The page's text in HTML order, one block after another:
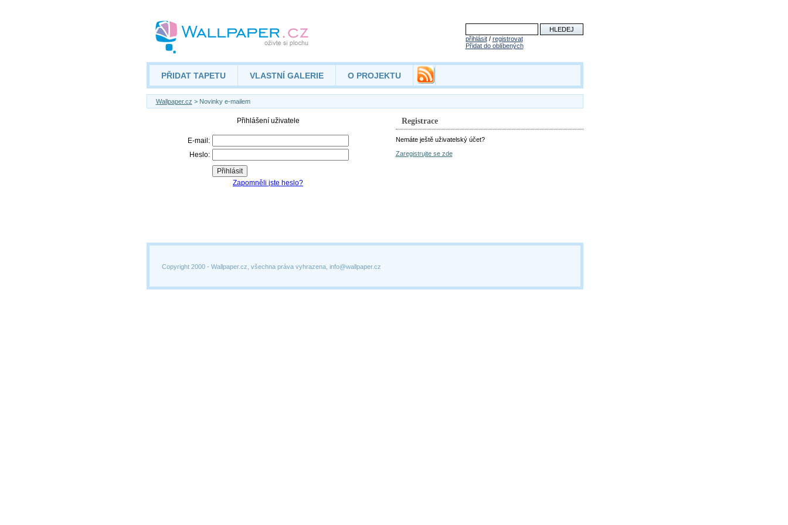
přihlásit/ registrovat
Přidat do oblíbených
PŘIDAT TAPETU VLASTNÍ GALERIE O PROJEKTU
Wallpaper.cz > Novinky e-mailem
Registrace
Nemáte ještě uživatelský účet?
Zaregistrujte se zde
Copyright 2000 - Wallpaper.cz, všechna práva vyhrazena, info@wallpaper.cz